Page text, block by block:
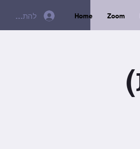
להתחברות Home Zoom